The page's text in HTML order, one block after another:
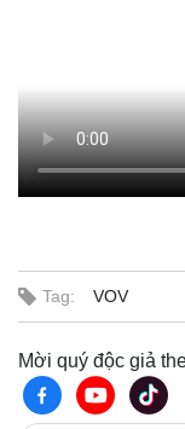
Tag: VOV
Mời quý độc giả